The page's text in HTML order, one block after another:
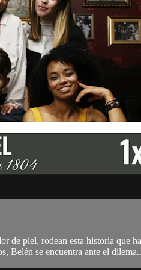
de piel, rodean esta historia que
Belén se encuentra ante el